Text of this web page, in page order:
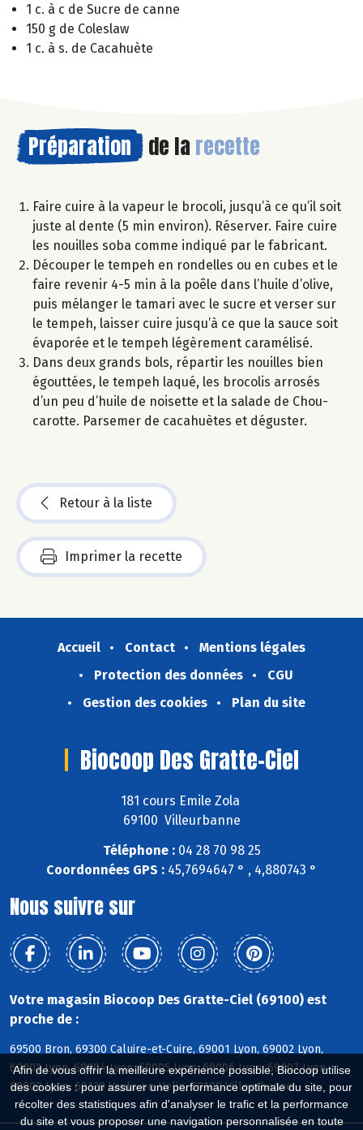
Afin de vous offrir la meilleure expérience possible, Biocoop utilise
des cookies : pour assurer une performance optimale du site, pour
récolter des statistiques afin d'analyser le trafic et la performance
du site et vous proposer une navigation personnalisée en toute
1 c. à c de Sucre de canne
150 g de Coleslaw
1 c. à s. de Cacahuète
Préparation de la recette
Faire cuire à la vapeur le brocoli, jusqu’à ce qu’il soit
juste al dente (5 min environ). Réserver. Faire cuire
les nouilles soba comme indiqué par le fabricant.
Découper le tempeh en rondelles ou en cubes et le
faire revenir 4-5 min à la poêle dans l’huile d’olive,
puis mélanger le tamari avec le sucre et verser sur
le tempeh, laisser cuire jusqu’à ce que la sauce soit
évaporée et le tempeh légèrement caramélisé.
Dans deux grands bols, répartir les nouilles bien
égouttées, le tempeh laqué, les brocolis arrosés
d’un peu d’huile de noisette et la salade de Chou-
carotte. Parsemer de cacahuètes et déguster.
Retour à la liste
Imprimer la recette
Accueil Contact
Mentions légales
Protection des données
CGU
Gestion des cookies
Plan du site
Biocoop Des Gratte-Ciel
181 cours Emile Zola
69100 Villeurbanne
Téléphone :04 28 70 98 25
Coordonnées GPS : 45,7694647 ° , 4,880743 °
Nous suivre sur
Votre magasin Biocoop Des Gratte-Ciel (69100) est
proche de :
69500 Bron, 69300 Caluire-et-Cuire, 69001 Lyon, 69002 Lyon,
69003 Lyon, 69004 Lyon, 69005 Lyon, 69006 Lyon, 69007 Lyon,
69008 Lyon, 69120 Vaulx-en-Velin, 69100 Villeurbanne